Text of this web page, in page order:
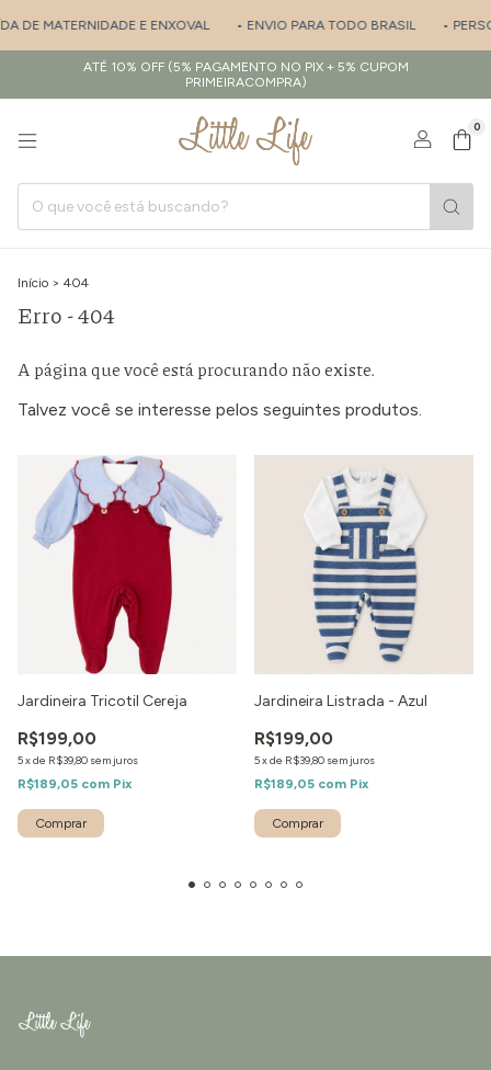
DE MATERNIDADE E ENXOVAL • ENVIO PARA TODO BRASIL •
ATÉ 10% OFF (5% PAGAMENTO NO PIX + 5% CUPOM
PRIMEIRACOMPRA)
0
Início > 404
Erro - 404
A página que você está procurando não existe.
Talvez você se interesse pelos seguintes produtos.
Jardineira Tricotil Cereja
R$199,00
5xde R$39,80 sem juros
R$189,05 com Pix
Comprar
Jardineira Listrada - Azul
R$199,00
5xde R$39,80 sem juros
R$189,05 com Pix
Comprar